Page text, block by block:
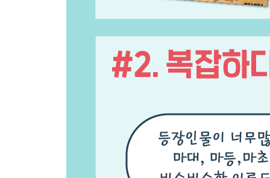
박망파 전투, 내가 공명이다
신야성 전투, 공명은 물불을 가리지 않는다
유비본색, 백성이 나를 버릴지라도 나는 백성을 버
출형주기, 조조여 잘 있거라
똑똑한 놈, 착한 놈, 현명한 놈
조조의 전성시대, 공공의 적이 되다
위기의 공명, 미션 임파서블